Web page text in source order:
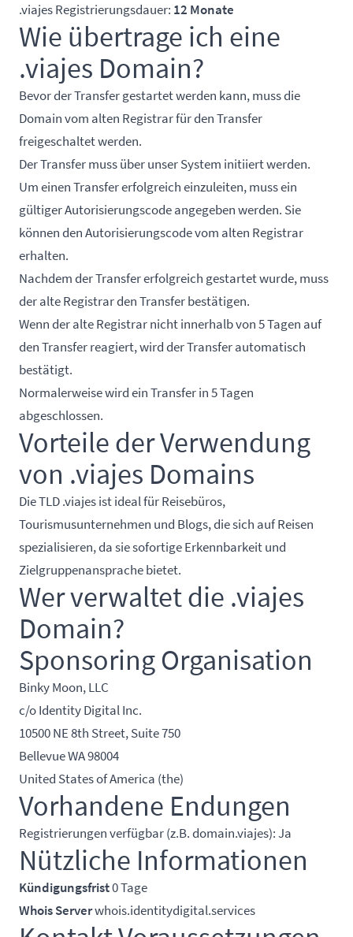
.viajes Registrierungsdauer: 12 Monate
Wie übertrage ich eine
.viajes Domain?
Bevor der Transfer gestartet werden kann, muss die
Domain vom alten Registrar für den Transfer
freigeschaltet werden.
Der Transfer muss über unser System initiiert werden.
Um einen Transfer erfolgreich einzuleiten, muss ein
gültiger Autorisierungscode angegeben werden. Sie
können den Autorisierungscode vom alten Registrar
erhalten.
Nachdem der Transfer erfolgreich gestartet wurde, muss
der alte Registrar den Transfer bestätigen.
Wenn der alte Registrar nicht innerhalb von 5 Tagen auf
den Transfer reagiert, wird der Transfer automatisch
bestätigt.
Normalerweise wird ein Transfer in 5 Tagen
abgeschlossen.
Vorteile der Verwendung
von .viajes Domains
Die TLD .viajes ist ideal für Reisebüros,
Tourismusunternehmen und Blogs, die sich auf Reisen
spezialisieren, da sie sofortige Erkennbarkeit und
Zielgruppenansprache bietet.
Wer verwaltet die .viajes
Domain?
Sponsoring Organisation
Binky Moon, LLC
c/o Identity Digital Inc.
10500 NE 8th Street, Suite 750
Bellevue WA 98004
United States of America (the)
Vorhandene Endungen
Registrierungen verfügbar (z.B. domain.viajes): Ja
Nützliche Informationen
Kündigungsfrist0 Tage
Whois Serverwhois.identitydigital.services